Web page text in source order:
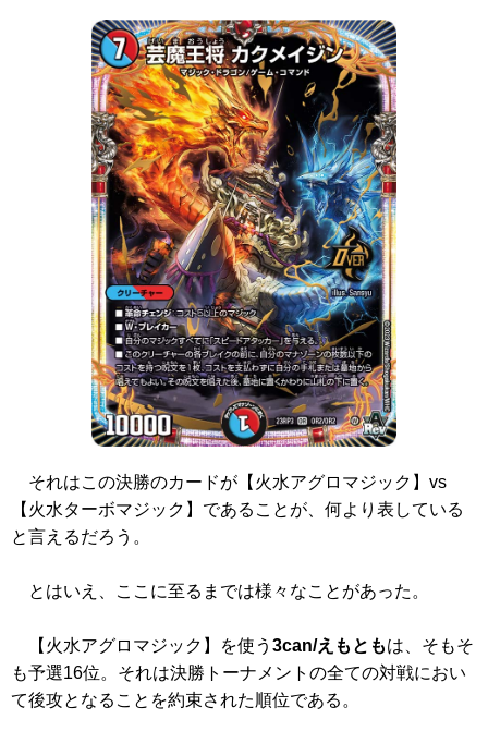
それはこの決勝のカードが【火水アグロマジック】vs
【火水ターボマジック】であることが、何より表している
と言えるだろう。
とはいえ、ここに至るまでは様々なことがあった。
【火水アグロマジック】を使う 3can/えもともは、そもそ
も予選16位。それは決勝トーナメントの全ての対戦におい
て後攻となることを約束された順位である。